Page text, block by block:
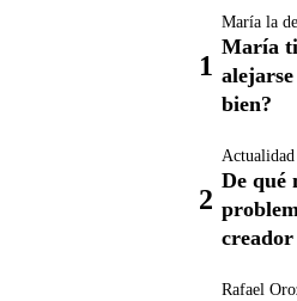
María la
María
bien?
Actualidad
De qué
creador
Rafael